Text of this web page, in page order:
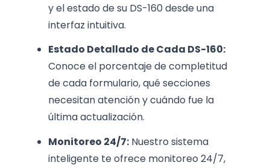
y el estado de su DS-160 desde una
interfaz intuitiva.
Estado Detallado de Cada DS-160:
Conoce el porcentaje de completitud
de cada formulario, qué secciones
necesitan atención y cuándo fue la
última actualización.
Monitoreo 24/7: Nuestro sistema
inteligente te ofrece monitoreo 24/7,